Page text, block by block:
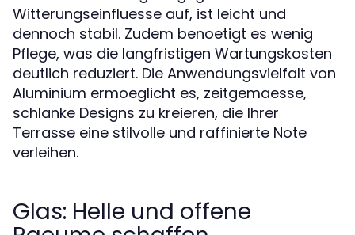
Witterungseinfluesse auf, ist leicht und
dennoch stabil. Zudem benoetigt es wenig
Pflege, was die langfristigen Wartungskosten
deutlich reduziert. Die Anwendungsvielfalt von
Aluminium ermoeglicht es, zeitgemaesse,
schlanke Designs zu kreieren, die Ihrer
Terrasse eine stilvolle und raffinierte Note
verleihen.
Glas: Helle und offene